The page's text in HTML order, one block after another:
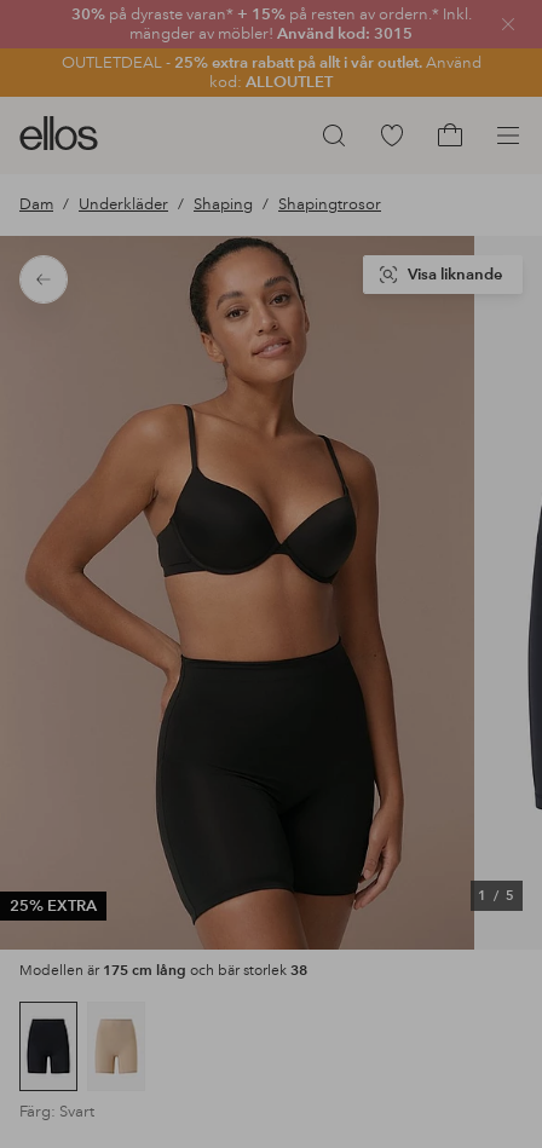
30% på dyraste varan* + 15% på resten av ordern.* Inkl.
mängder av möbler! Använd kod: 3015
OUTLETDEAL - 25% extra rabatt på allt i vår outlet.Använd
kod: ALLOUTLET
Sök
Ellos
logotyp
gå
förstasidan
Gå
Dam Underkläder Shaping Shapingtrosor
Tillbaka
25% EXTRA
1 / 5
Visa liknande
Modellen är 175 cm lång och bär storlek 38
Färg: Svart